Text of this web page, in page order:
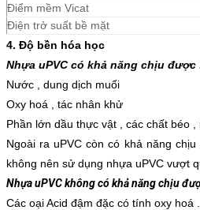
Điểm mềm Vicat
Điện trở suất bề mặt
4. Độ bền hóa học
Nhựa uPVC có khả năng chịu được
Nước , dung dịch muối
Oxy hoá , tác nhân khử
Phần lớn dầu thực vật , các chất béo ,
Ngoài ra uPVC còn có khả năng
không nên sử dụng nhựa uPVC vượt
Nhựa uPVC không có khả năng chịu
Các oại Acid đậm đặc có tính oxy hoá .